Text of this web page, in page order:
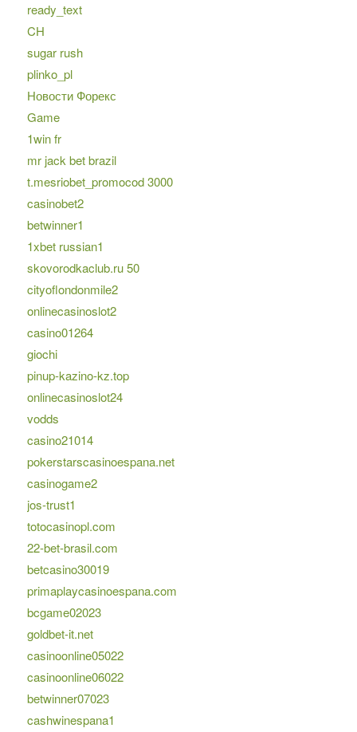
ready_text
CH
sugar rush
plinko_pl
Новости Форекс
Game
1win fr
mr jack bet brazil
t.mesriobet_promocod 3000
casinobet2
betwinner1
1xbet russian1
skovorodkaclub.ru 50
cityoflondonmile2
onlinecasinoslot2
casino01264
giochi
pinup-kazino-kz.top
onlinecasinoslot24
vodds
casino21014
pokerstarscasinoespana.net
casinogame2
jos-trust1
totocasinopl.com
22-bet-brasil.com
betcasino30019
primaplaycasinoespana.com
bcgame02023
goldbet-it.net
casinoonline05022
casinoonline06022
betwinner07023
cashwinespana1